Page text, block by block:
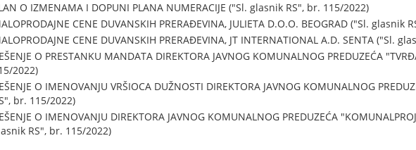
O IZMENAMA I DOPUNI PLANA NUMERACIJE ("Sl. glasnik RS", br. 115/2022)
CENE DUVANSKIH PRERAĐEVINA, JULIETA D.O.O. BEOGRAD ("Sl. glasnik
CENE DUVANSKIH PRERAĐEVINA, JT INTERNATIONAL A.D. SENTA ("Sl.
O PRESTANKU MANDATA DIREKTORA JAVNOG KOMUNALNOG PREDUZEĆA
2022)
O IMENOVANJU VRŠIOCA DUŽNOSTI DIREKTORA JAVNOG KOMUNALNOG
br. 115/2022)
O IMENOVANJU DIREKTORA JAVNOG KOMUNALNOG PREDUZEĆA
RS", br. 115/2022)